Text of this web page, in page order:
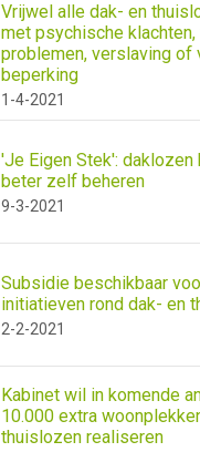
Vrijwel alle dak- en
met psychische
problemen, verslaving of
beperking
1-4-2021
'Je Eigen Stek': daklozen
beter zelf beheren
9-3-2021
Subsidie beschikbaar
initiatieven rond dak- en
2-2-2021
Kabinet wil in komende
10.000 extra
thuislozen realiseren